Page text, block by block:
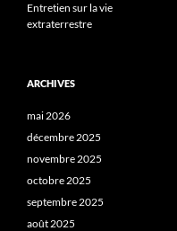
Entretien sur la vie
extraterrestre
ARCHIVES
mai 2026
décembre 2025
novembre 2025
octobre 2025
septembre 2025
août 2025